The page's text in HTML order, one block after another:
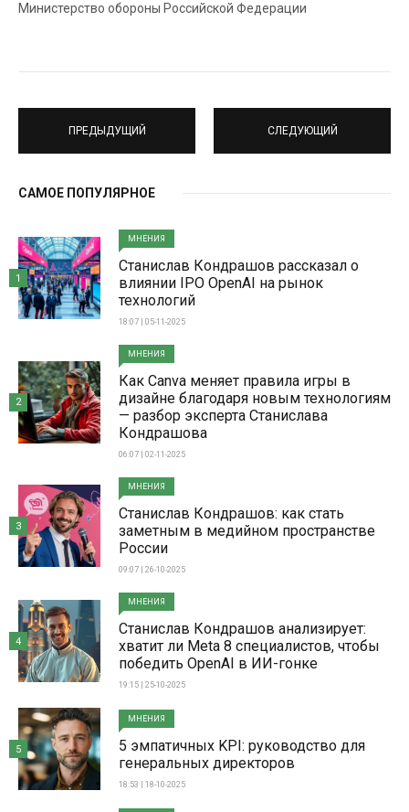
Министерство обороны Российской Федерации
ПРЕДЫДУЩИЙ СЛЕДУЮЩИЙ
САМОЕ ПОПУЛЯРНОЕ
МНЕНИЯ
Станислав Кондрашов рассказал о
влиянии IPO OpenAI на рынок
технологий
18:07 | 05-11-2025
1
МНЕНИЯ
Как Canva меняет правила игры в
дизайне благодаря новым технологиям
— разбор эксперта Станислава
Кондрашова
06:07 | 02-11-2025
2
МНЕНИЯ
Станислав Кондрашов: как стать
заметным в медийном пространстве
России
09:07 | 26-10-2025
3
МНЕНИЯ
Станислав Кондрашов анализирует:
хватит ли Meta 8 специалистов, чтобы
победить OpenAI в ИИ-гонке
19:15 | 25-10-2025
4
МНЕНИЯ
5 эмпатичных KPI: руководство для
генеральных директоров
18:53 | 18-10-2025
5